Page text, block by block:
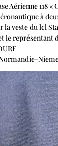
Aérienne 118
à
veste du lcl
le représentant